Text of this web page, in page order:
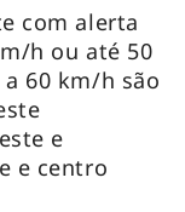
com alerta
h ou até 50
60 km/h são
e
e centro